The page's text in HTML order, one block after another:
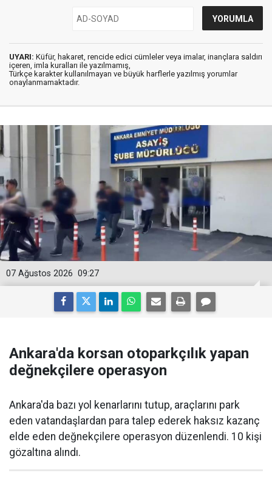
UYARI: Küfür, hakaret, rencide edici cümleler veya imalar, inançlara saldırı
içeren, imla kuralları ile yazılmamış,
Türkçe karakter kullanılmayan ve büyük harflerle yazılmış yorumlar
onaylanmamaktadır.
09:27
07 Ağustos 2026
Ankara'da korsan otoparkçılık yapan
değnekçilere operasyon
Ankara'da bazı yol kenarlarını tutup, araçlarını park
eden vatandaşlardan para talep ederek haksız kazanç
elde eden değnekçilere operasyon düzenlendi. 10 kişi
gözaltına alındı.